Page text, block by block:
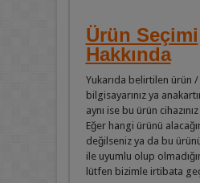
Ürün Seçimi
Hakkında
Yukarıda belirtilen ürün
bilgisayarınız ya
aynı ise bu ürün
Eğer hangi ürünü
değilseniz ya da bu
ile uyumlu olup
lütfen bizimle irtibata